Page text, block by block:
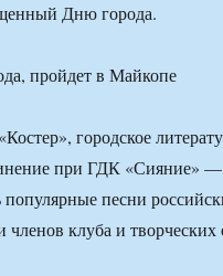
Дню города.
городское
при ГДК «Сияние»
песни
клуба и